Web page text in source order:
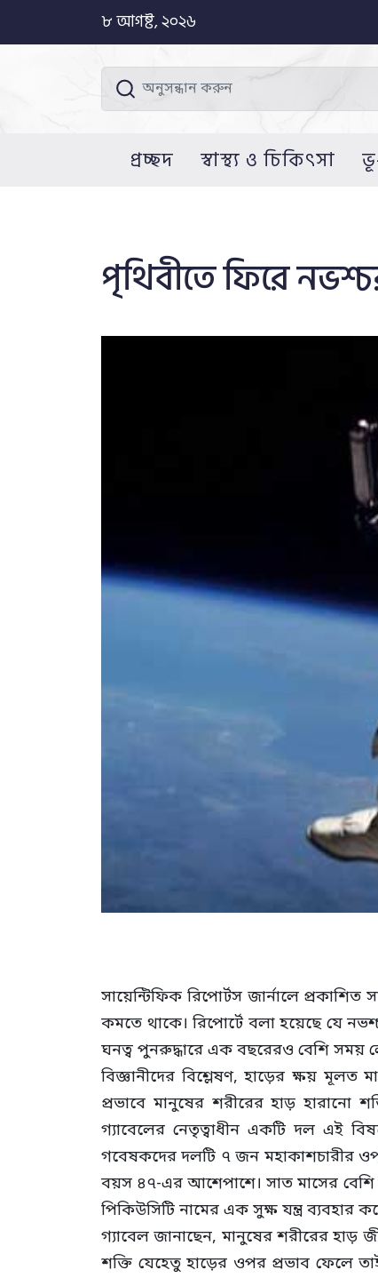
৮ আগষ্ট, ২০২৬
প্রচ্ছদ স্বাস্থ্য ও চিকিৎসা
পৃথিবীতে ফিরে
সায়েন্টিফিক রিপোর্টস জার্নালে
কমতে থাকে। রিপোর্টে বলা হয়েছে যে
ঘনত্ব পুনরুদ্ধারে এক বছরেরও বেশি সময়
বিজ্ঞানীদের বিশ্লেষণ, হাড়ের ক্ষয় মূলত
প্রভাবে মানুষের শরীরের হাড় হারানো
গ্যাবেলের নেতৃত্বাধীন একটি দল এই
গবেষকদের দলটি ৭ জন মহাকাশচারীর
বয়স ৪৭-এর আশেপাশে। সাত মাসের বেশি
পিকিউসিটি নামের এক সুক্ষ যন্ত্র ব্যবহার
গ্যাবেল জানাছেন, মানুষের শরীরের হাড়
শক্তি যেহেতু হাড়ের ওপর প্রভাব ফেলে